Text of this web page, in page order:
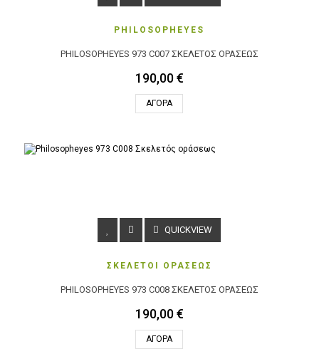
PHILOSOPHEYES
PHILOSOPHEYES 973 C007 ΣΚΕΛΕΤΌΣ ΟΡΆΣΕΩΣ
190,00 €
ΑΓΟΡΆ
QUICKVIEW
ΣΚΕΛΕΤΟΙ ΟΡΑΣΕΩΣ
PHILOSOPHEYES 973 C008 ΣΚΕΛΕΤΌΣ ΟΡΆΣΕΩΣ
190,00 €
ΑΓΟΡΆ